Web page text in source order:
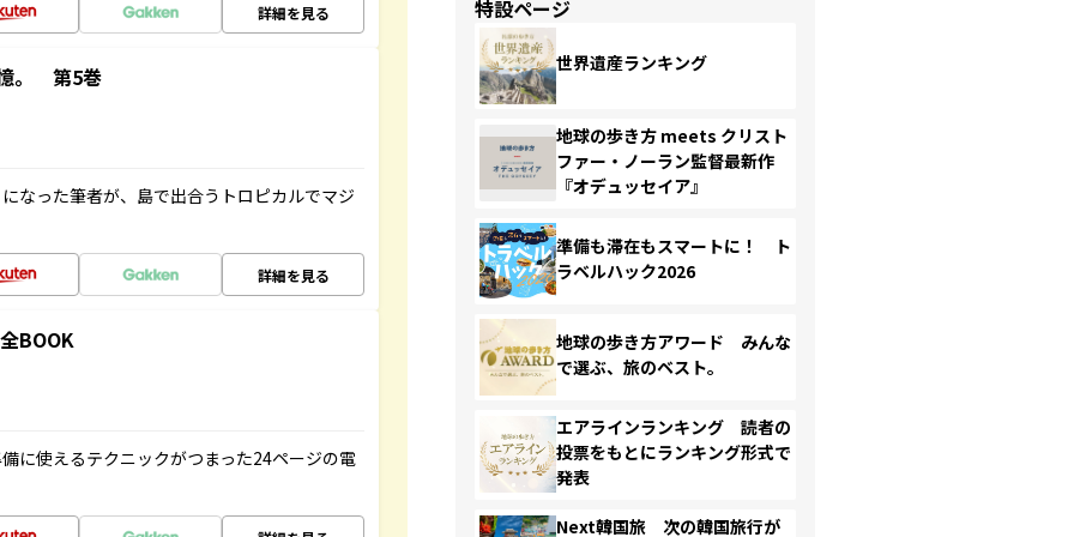
詳細を見る
。 第5巻
なった筆者が、島で出合うトロピカルでマジ
詳細を見る
BOOK
に使えるテクニックがつまった24ページの電
特設ページ
世界遺産ランキング
地球の歩き方 meets クリスト
ファー・ノーラン監督最新作
『オデュッセイア』
準備も滞在もスマートに！ ト
ラベルハック2026
地球の歩き方アワード みんな
で選ぶ、旅のベスト。
エアラインランキング 読者の
投票をもとにランキング形式で
発表
Next韓国旅 次の韓国旅行が